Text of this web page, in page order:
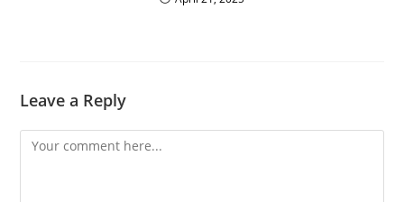
Leave a Reply